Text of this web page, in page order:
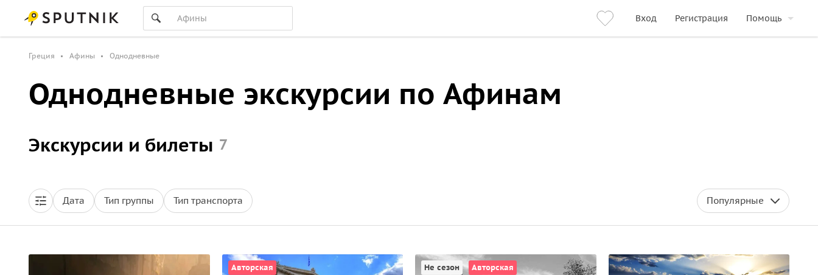
Вход Регистрация Помощь
Греция Афины Однодневные
Однодневные экскурсии по Афинам
Экскурсии и билеты 7
Дата Тип группы Тип транспорта Популярные
Авторская Не сезон Авторская